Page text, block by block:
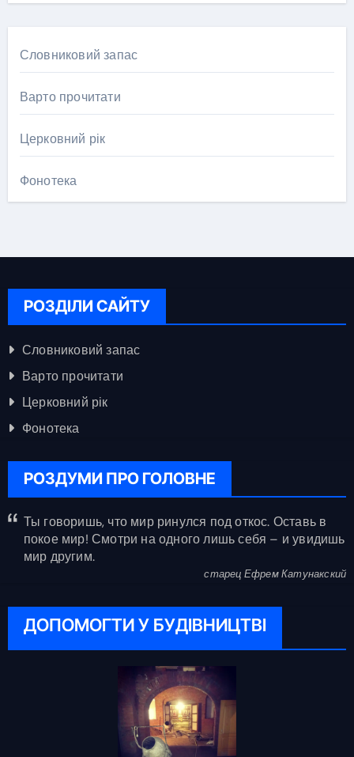
Словниковий запас
Варто прочитати
Церковний рік
Фонотека
РОЗДІЛИ САЙТУ
Словниковий запас
Варто прочитати
Церковний рік
Фонотека
РОЗДУМИ ПРО ГОЛОВНЕ
Ты говоришь, что мир ринулся под откос. Оставь в
покое мир! Смотри на одного лишь себя – и увидишь
мир другим.
старец Ефрем Катунакский
ДОПОМОГТИ У БУДІВНИЦТВІ